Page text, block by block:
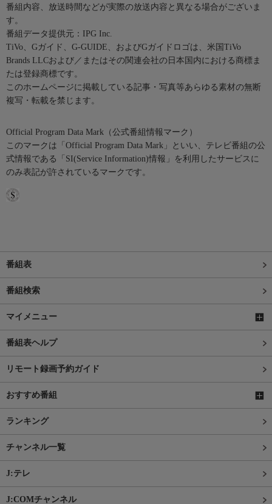
番組内容、放送時間などが実際の放送内容と異なる場合がございま
す。
番組データ提供元：IPG Inc.
TiVo、Gガイド、G-GUIDE、およびGガイドロゴは、米国TiVo
Brands LLCおよび／またはその関連会社の日本国内における商標ま
たは登録商標です。
このホームページに掲載している記事・写真等あらゆる素材の無断
複写・転載を禁じます。
Official Program Data Mark（公式番組情報マーク）
このマークは「Official Program Data Mark」といい、テレビ番組の公
式情報である「SI(Service Information)情報」を利用したサービスに
のみ表記が許されているマークです。
番組表
番組検索
マイメニュー
番組表ヘルプ
リモート録画予約ガイド
おすすめ番組
ランキング
チャンネル一覧
J:テレ
J:COMチャンネル